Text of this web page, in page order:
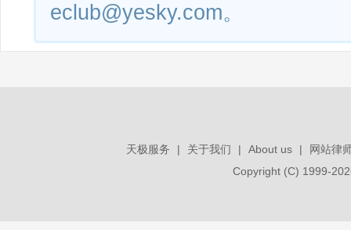
eclub@yesky.com。
天极服务 | 关于我们 | About us |
网站律
Copyright (C) 1999-